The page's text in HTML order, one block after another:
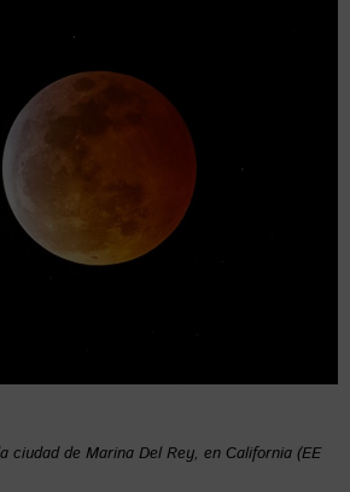
ciudad de Marina Del Rey, en California (EE